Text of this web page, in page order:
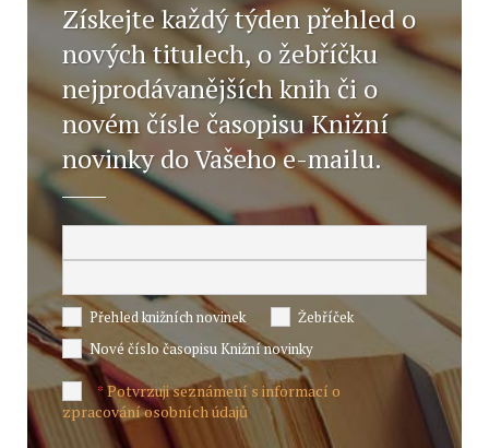
Získejte každý týden přehled o
nových titulech, o žebříčku
nejprodávanějších knih či o
novém čísle časopisu Knižní
novinky do Vašeho e-mailu.
Přehled knižních novinek
Žebříček
Nové číslo časopisu Knižní novinky
*Potvrzuji seznámení s informací o
zpracování osobních údajů